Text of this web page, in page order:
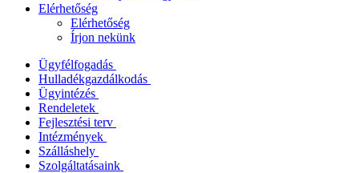
Elérhetőség
Elérhetőség
Írjon nekünk
Ügyfélfogadás
Hulladékgazdálkodás
Ügyintézés
Rendeletek
Fejlesztési terv
Intézmények
Szálláshely
Szolgáltatásaink